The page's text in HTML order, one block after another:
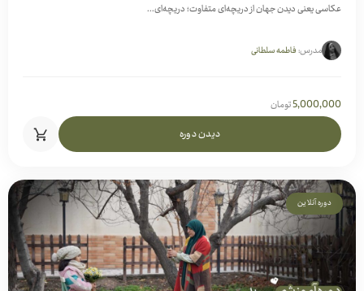
عکاسی یعنی دیدن جهان از دریچه‌ای متفاوت؛ دریچه‌ای...
مدرس:فاطمه سلطانی
5,000,000تومان
دیدن دوره
دوره آنلاین